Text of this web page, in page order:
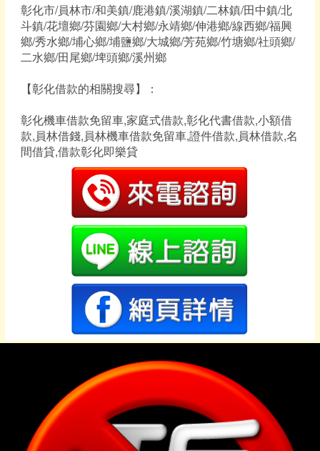
彰化市/員林市/和美鎮/鹿港鎮/溪湖鎮/二林鎮/田中鎮/北
斗鎮/花壇鄉/芬園鄉/大村鄉/永靖鄉/伸港鄉/線西鄉/福興
鄉/秀水鄉/埔心鄉/埔鹽鄉/大城鄉/芳苑鄉/竹塘鄉/社頭鄉/
二水鄉/田尾鄉/埤頭鄉/溪州鄉
【彰化借款的相關搜尋】：
彰化機車借款免留車,家庭式借款,彰化代書借款,小額借
款,員林借錢,員林機車借款免留車,證件借款,員林借款,名
間借貸,借款彰化即樂貸